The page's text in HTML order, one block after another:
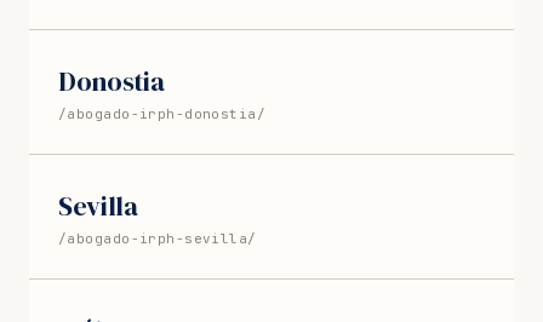
Donostia
/abogado-irph-donostia/
Sevilla
/abogado-irph-sevilla/